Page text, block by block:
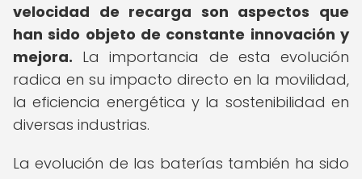
velocidad de recarga son aspectos que
han sido objeto de constante innovación y
mejora. La importancia de esta evolución
radica en su impacto directo en la movilidad,
la eficiencia energética y la sostenibilidad en
diversas industrias.
La evolución de las baterías también ha sido